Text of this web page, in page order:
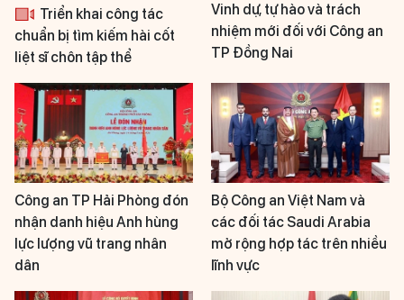
Triển khai công tác
chuẩn bị tìm kiếm hài cốt
liệt sĩ chôn tập thể
Vinh dự, tự hào và trách
nhiệm mới đối với Công an
TP Đồng Nai
Công an TP Hải Phòng đón
nhận danh hiệu Anh hùng
lực lượng vũ trang nhân
dân
Bộ Công an Việt Nam và
các đối tác Saudi Arabia
mở rộng hợp tác trên nhiều
lĩnh vực